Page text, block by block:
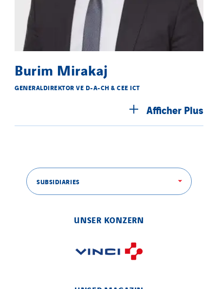
Burim Mirakaj
GENERALDIREKTOR VE D-A-CH & CEE ICT
AfficherPlus
SUBSIDIARIES
UNSER KONZERN